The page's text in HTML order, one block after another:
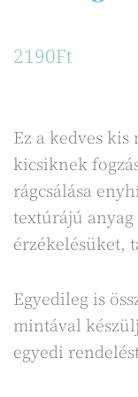
2190Ft
Ez a kedves
kicsiknek
rágcsálása
textúrájú
érzékelésüket,
Egyedileg is
mintával
egyedi